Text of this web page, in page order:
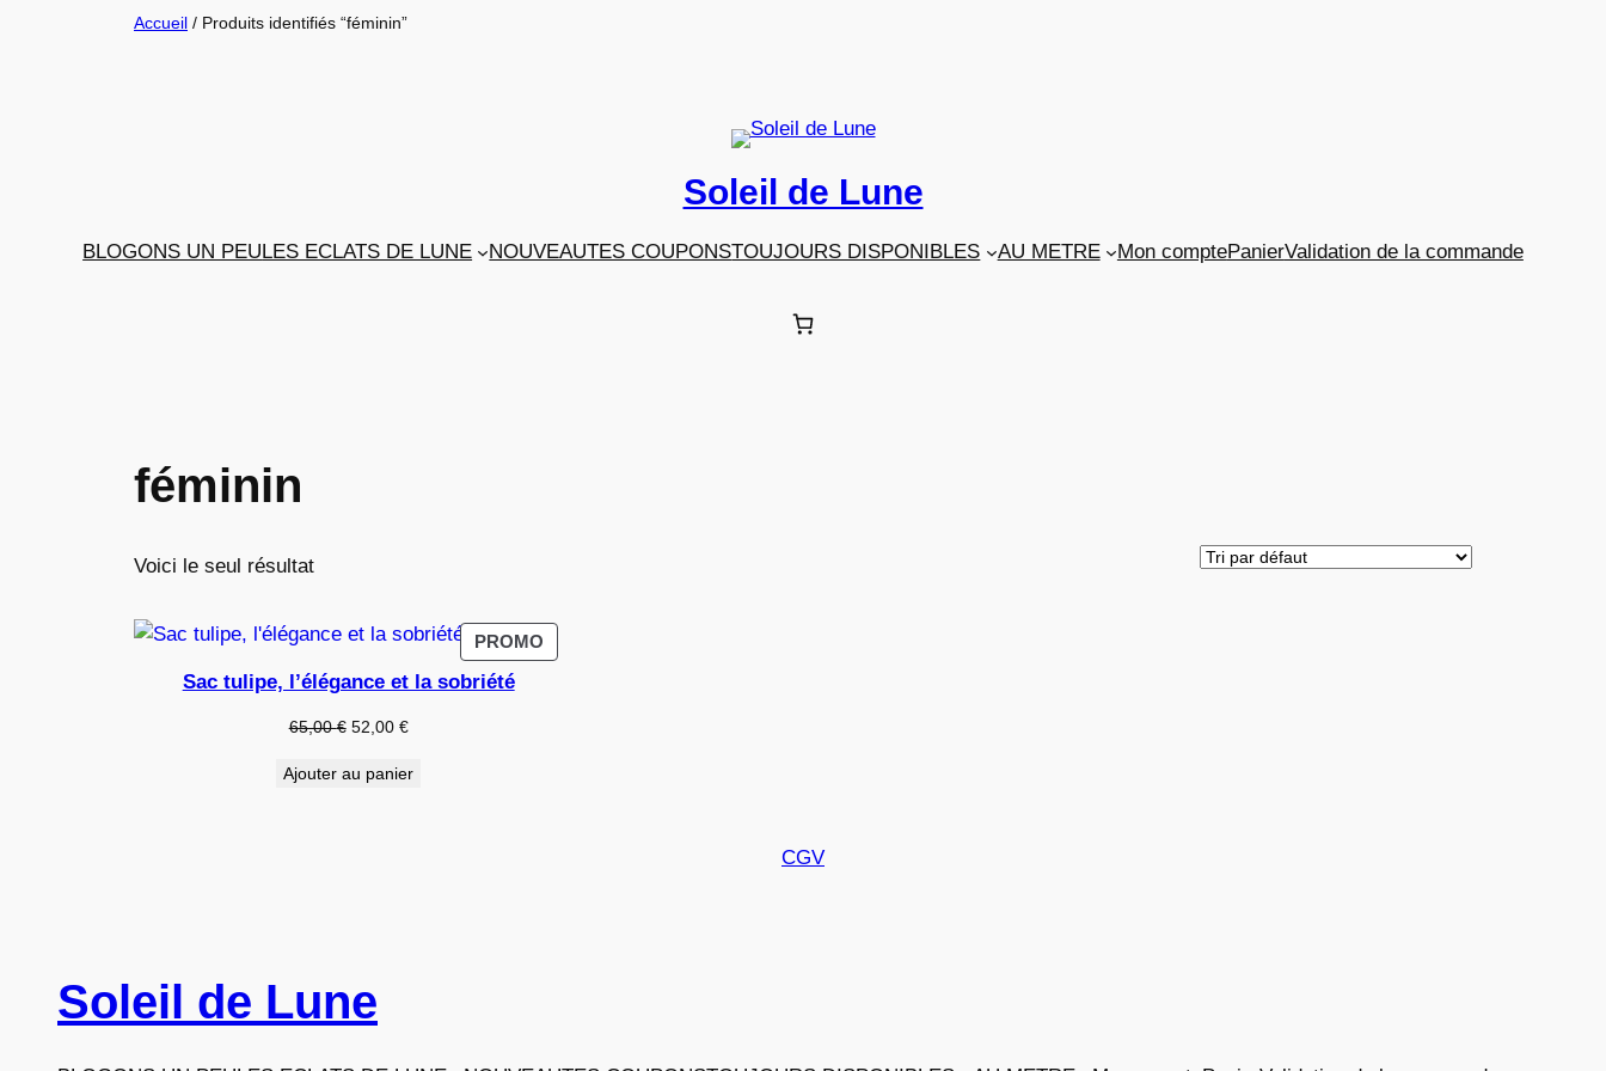
Accueil / Produits identifiés “féminin”
Soleil de Lune
BLOGONS UN PEULES ECLATS DE LUNE NOUVEAUTES COUPONSTOUJOURS DISPONIBLES AU METRE Mon comptePanierValidation de la commande
féminin
Voici le seul résultat
PROMO
EN
Sac tulipe, l’élégance et la sobriété
65,00€ Le
initial
52,00 €Le
actuel
Ajouter au panier
CGV
Soleil de Lune